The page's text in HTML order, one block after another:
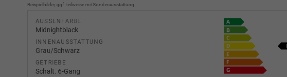
Beispielbilder, ggf. teilweise mit Sonderausstattung
AUSSENFARBE
Midnightblack
INNENAUSSTATTUNG
Grau/Schwarz
GETRIEBE
Schalt. 6-Gang